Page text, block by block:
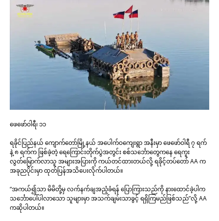
ဖေဖော်ဝါရီ၊ ၁၁
ရခိုင်ပြည်နယ် ကျောက်တော်မြို့နယ် အပေါက်ဝကျေးရွာ အနီးမှာ ဖေဖော်ဝါရီ ၇ ရက်
နဲ့ ၈ ရက်က ဖြစ်ခဲ့တဲ့ ရေကြောင်းတိုက်ပွဲအတွင်း စစ်သင်္ဘောတွေကနေ ရေကူး
လွတ်မြောက်လာသူ အများအပြားကို ကယ်တင်ထားတယ်လို့ ရခိုင့်တပ်တော် AA က
အခုညပိုင်းမှာ ထုတ်ပြန်အသိပေးလိုက်ပါတယ်။
“အကယ်၍သာ မိမိတို့မှ လက်နက်ချအညံ့ခံရန် ပြောကြားသည်ကို နားထောင်ခဲ့ပါက
သင်္ဘောပေါ်ပါလာသော သူများမှာ အသက်ချမ်းသာခွင့် ရရှိကြမည်ဖြစ်သည်”လို့ AA
ကဆိုပါတယ်။